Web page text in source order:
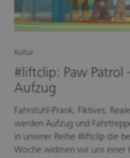
Kultur
#liftclip: Paw Patrol
Aufzug
Fahrstuhl-Prank, Fiktives,
werden Aufzug und
in unserer Reihe #liftclip die
Woche widmen wir uns einer